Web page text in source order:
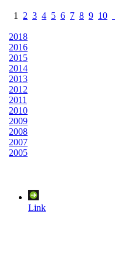
1 2 3 4 5 6 7 8 9 10
2018
2016
2015
2014
2013
2012
2011
2010
2009
2008
2007
2005
Link